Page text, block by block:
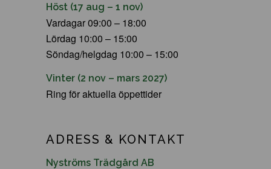
Höst (17 aug – 1 nov)
Vardagar 09:00 – 18:00
Lördag 10:00 – 15:00
Söndag/helgdag 10:00 – 15:00
Vinter (2 nov – mars 2027)
Ring för aktuella öppettider
ADRESS & KONTAKT
Nyströms Trädgård AB